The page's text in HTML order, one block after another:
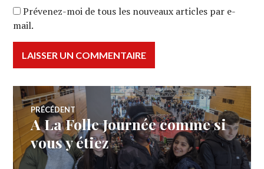
Prévenez-moi de tous les nouveaux articles par e-
mail.
Navigation
de
PRÉCÉDENT
Article
précédent :
A La Folle Journée comme si
vous y étiez